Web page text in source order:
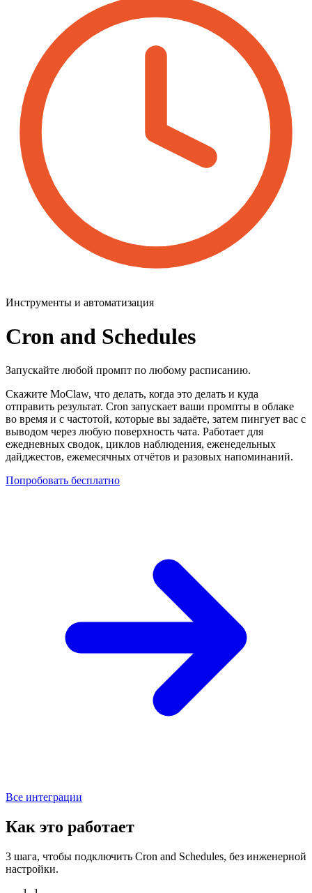
Инструменты и автоматизация
Cron and Schedules
Запускайте любой промпт по любому расписанию.
Скажите MoClaw, что делать, когда это делать и куда
отправить результат. Cron запускает ваши промпты в облаке
во время и с частотой, которые вы задаёте, затем пингует вас с
выводом через любую поверхность чата. Работает для
ежедневных сводок, циклов наблюдения, еженедельных
дайджестов, ежемесячных отчётов и разовых напоминаний.
Попробовать бесплатно
Все интеграции
Как это работает
3 шага, чтобы подключить Cron and Schedules, без инженерной
настройки.